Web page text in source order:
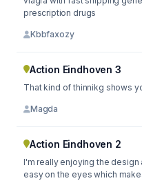
prescription drugs
Kbbfaxozy
Action Eindhoven 3
That kind of thinnikg shows
Magda
Action Eindhoven 2
I'm really enjoying the
easy on the eyes which